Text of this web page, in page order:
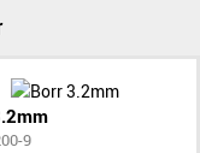
9